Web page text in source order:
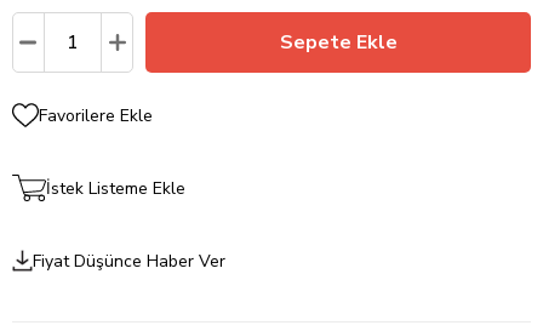
Favorilere Ekle
İstek Listeme Ekle
Fiyat Düşünce Haber Ver